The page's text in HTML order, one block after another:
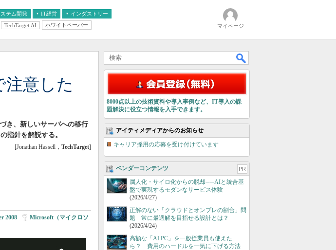
ステム開発 IT経営 インダストリー
TechTarget.AI ホワイトペーパー マイページ
注意した
き、新しいサーバへの移行
指針を解説する。
[Jonathan Hassell， TechTarget]
2008
Microsoft（マイクロソ
8000点以上の技術資料や導入事例など、IT導入の課
題解決に役立つ情報を入手できます。
アイティメディアからのお知らせ
キャリア採用の応募を受け付けています
ベンダーコンテンツ PR
属人化・サイロ化からの脱却──AIと統合基
盤で実現するモダンなサービス体験
(2026/4/27)
正解のない「クラウドとオンプレの割合」問
題 常に最適解を目指せる設計とは？
(2026/4/24)
高額な「AI PC」を一般従業員も使えた
ら？ 費用のハードルを一気に下げる方法